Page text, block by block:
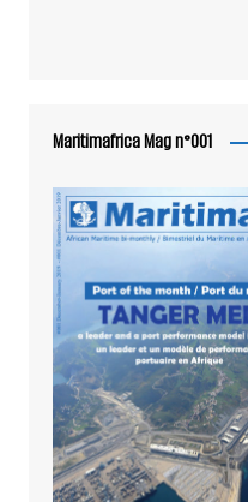
Maritimafrica Mag n°001